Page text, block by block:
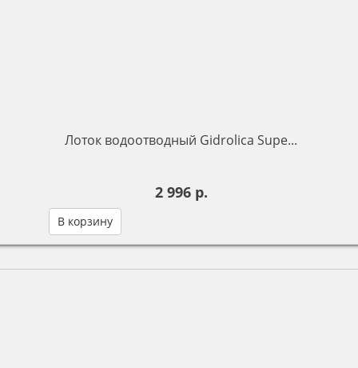
Лоток водоотводный Gidrolica Supe...
2 996 р.
В корзину